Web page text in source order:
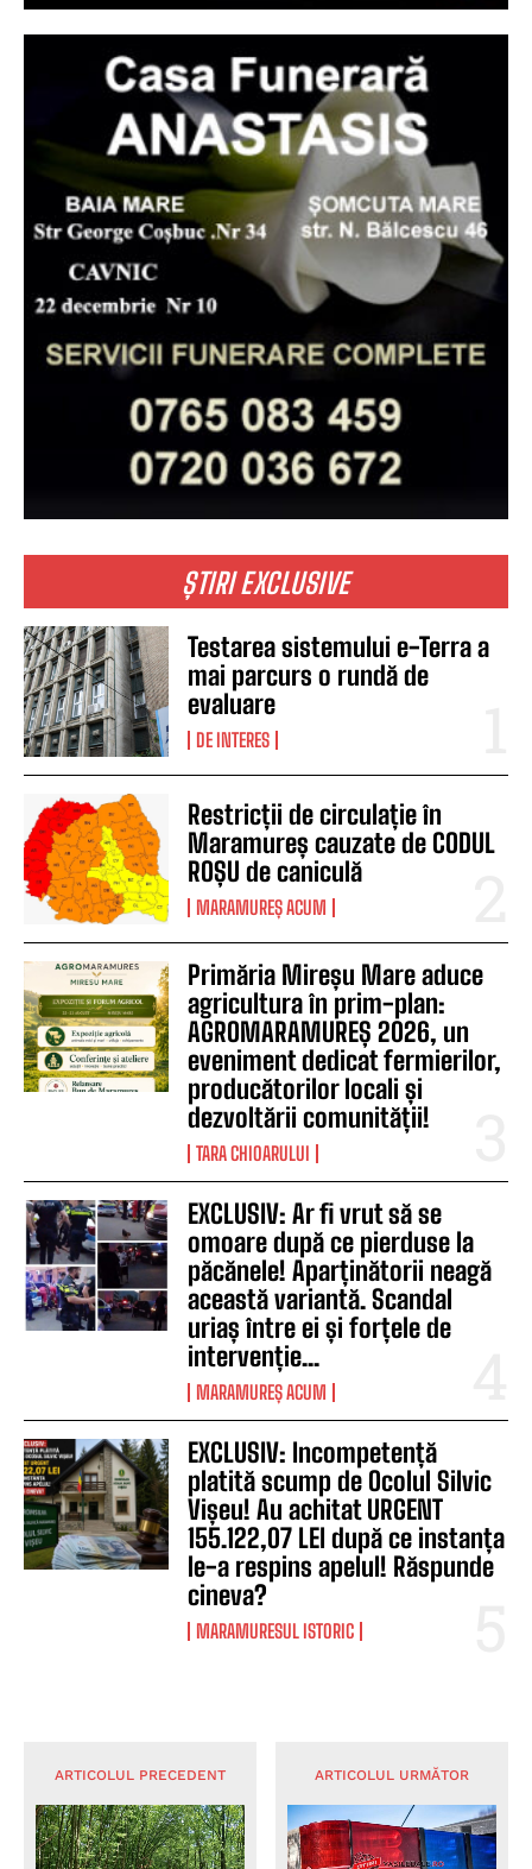
ȘTIRI EXCLUSIVE
Testarea sistemului e-Terra a
mai parcurs o rundă de
evaluare
DE INTERES
Restricții de circulație în
Maramureș cauzate de CODUL
ROȘU de caniculă
MARAMUREȘ ACUM
Primăria Mireșu Mare aduce
agricultura în prim-plan:
AGROMARAMUREȘ 2026, un
eveniment dedicat fermierilor,
producătorilor locali și
dezvoltării comunității!
TARA CHIOARULUI
EXCLUSIV: Ar fi vrut să se
omoare după ce pierduse la
păcănele! Aparținătorii neagă
această variantă. Scandal
uriaș între ei și forțele de
intervenție...
MARAMUREȘ ACUM
EXCLUSIV: Incompetență
platită scump de Ocolul Silvic
Vișeu! Au achitat URGENT
155.122,07 LEI după ce instanța
le-a respins apelul! Răspunde
cineva?
MARAMURESUL ISTORIC
ARTICOLUL PRECEDENT ARTICOLUL URMĂTOR